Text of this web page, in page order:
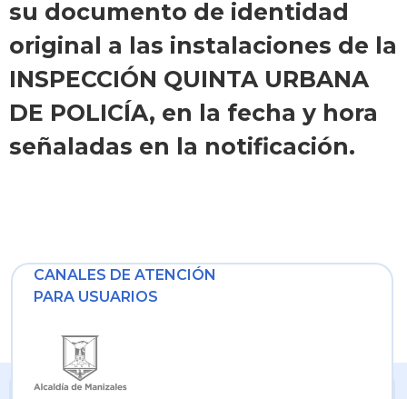
su documento de identidad
original a las instalaciones de la
INSPECCIÓN QUINTA URBANA
DE POLICÍA, en la fecha y hora
señaladas en la notificación.
CANALES DE ATENCIÓN
PARA USUARIOS